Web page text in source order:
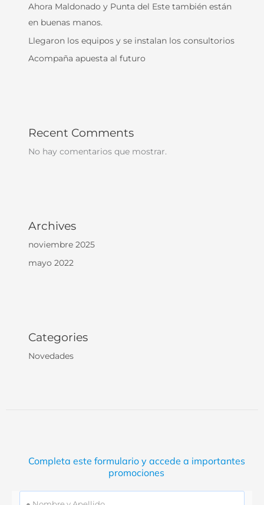
Ahora Maldonado y Punta del Este también están
en buenas manos.
Llegaron los equipos y se instalan los consultorios
Acompaña apuesta al futuro
Recent Comments
No hay comentarios que mostrar.
Archives
noviembre 2025
mayo 2022
Categories
Novedades
Completa este formulario y accede a importantes
promociones